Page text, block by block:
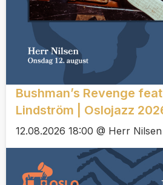
Bushman’s Revenge
Lindström | Oslojazz
12.08.2026 18:00 @ Herr Nilsen